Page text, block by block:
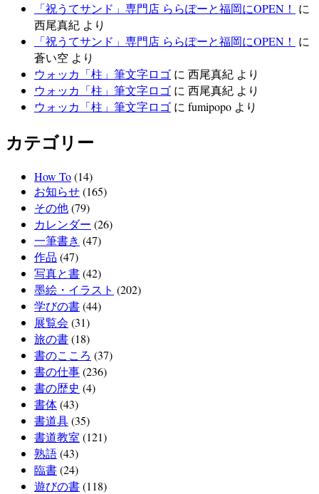
「祝うてサンド」専門店 ららぽーと福岡にOPEN！ に
西尾真紀 より
「祝うてサンド」専門店 ららぽーと福岡にOPEN！ に
蒼い空 より
ウォッカ「柱」筆文字ロゴ に 西尾真紀 より
ウォッカ「柱」筆文字ロゴ に 西尾真紀 より
ウォッカ「柱」筆文字ロゴ に fumipopo より
カテゴリー
How To(14)
お知らせ(165)
その他(79)
カレンダー (26)
一筆書き (47)
作品 (47)
写真と書(42)
墨絵・イラスト (202)
学びの書(44)
展覧会 (31)
旅の書(18)
書のこころ (37)
書の仕事(236)
書の歴史 (4)
書体(43)
書道具(35)
書道教室 (121)
熟語(43)
臨書(24)
遊びの書(118)